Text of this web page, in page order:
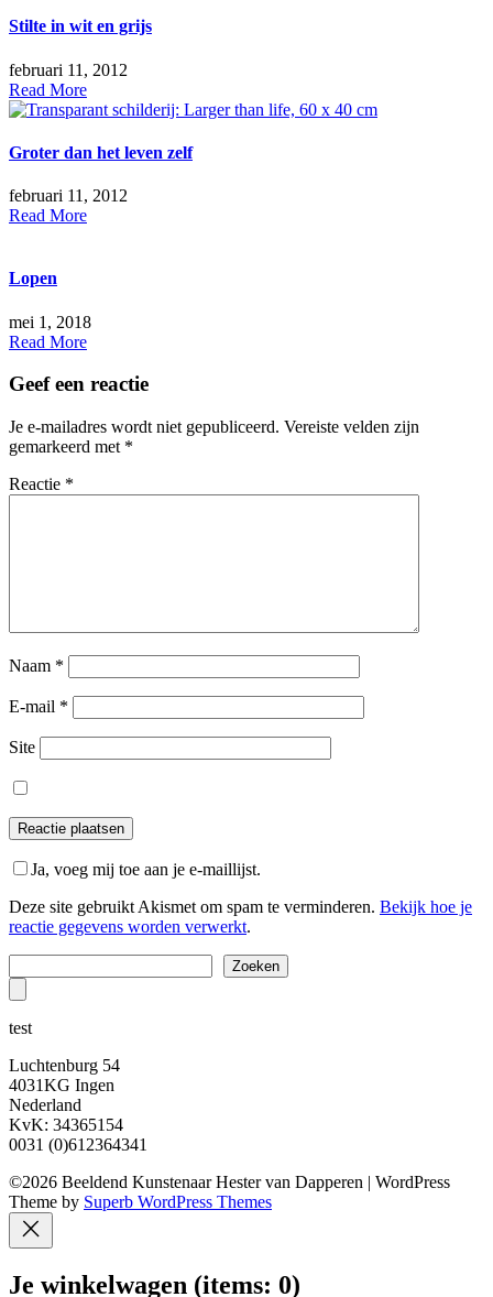
Stilte in wit en grijs
februari 11, 2012
Read More
Groter dan het leven zelf
februari 11, 2012
Read More
Lopen
mei 1, 2018
Read More
Geef een reactie
Je e-mailadres wordt niet gepubliceerd. Vereiste velden zijn
gemarkeerd met *
Reactie *
Naam *
E-mail *
Site
Ja, voeg mij toe aan je e-maillijst.
Deze site gebruikt Akismet om spam te verminderen. Bekijk hoe je
reactie gegevens worden verwerkt.
Zoeken
test
Luchtenburg 54
4031KG Ingen
Nederland
KvK: 34365154
0031 (0)612364341
©2026 Beeldend Kunstenaar Hester van Dapperen | WordPress
Theme by Superb WordPress Themes
Je winkelwagen (items: 0)